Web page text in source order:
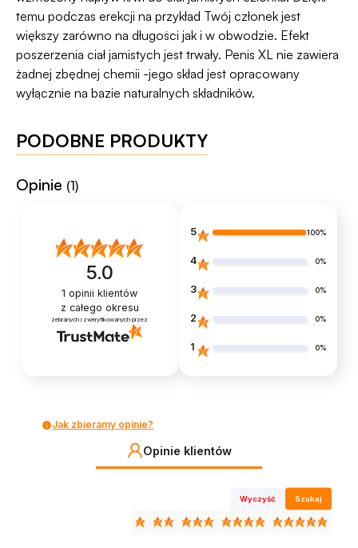
temu podczas erekcji na przykład Twój członek jest
większy zarówno na długości jak i w obwodzie. Efekt
poszerzenia ciał jamistych jest trwały. Penis XL nie zawiera
żadnej zbędnej chemii -jego skład jest opracowany
wyłącznie na bazie naturalnych składników.
PODOBNE PRODUKTY
Opinie (1)
5.0
1 opinii klientów
z całego okresu
zebranych i zweryfikowanych przez
5 100%
4 0%
3 0%
2 0%
1 0%
Jak zbieramy opinie?
Opinie klientów
Wyczyść Szukaj